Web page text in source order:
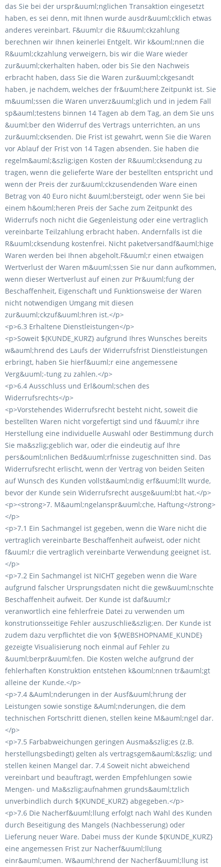
das Sie bei der urspr&uuml;nglichen Transaktion eingesetzt
haben, es sei denn, mit Ihnen wurde ausdr&uuml;cklich etwas
anderes vereinbart. F&uuml;r die R&uuml;ckzahlung
berechnen wir Ihnen keinerlei Entgelt. Wir k&ouml;nnen die
R&uuml;ckzahlung verweigern, bis wir die Ware wieder
zur&uuml;ckerhalten haben, oder bis Sie den Nachweis
erbracht haben, dass Sie die Waren zur&uuml;ckgesandt
haben, je nachdem, welches der fr&uuml;here Zeitpunkt ist. Sie
m&uuml;ssen die Waren unverz&uuml;glich und in jedem Fall
sp&auml;testens binnen 14 Tagen ab dem Tag, an dem Sie uns
&uuml;ber den Widerruf des Vertrags unterrichten, an uns
zur&uuml;cksenden. Die Frist ist gewahrt, wenn Sie die Waren
vor Ablauf der Frist von 14 Tagen absenden. Sie haben die
regelm&auml;&szlig;igen Kosten der R&uuml;cksendung zu
tragen, wenn die gelieferte Ware der bestellten entspricht und
wenn der Preis der zur&uuml;ckzusendenden Ware einen
Betrag von 40 Euro nicht &uuml;bersteigt, oder wenn Sie bei
einem h&ouml;heren Preis der Sache zum Zeitpunkt des
Widerrufs noch nicht die Gegenleistung oder eine vertraglich
vereinbarte Teilzahlung erbracht haben. Andernfalls ist die
R&uuml;cksendung kostenfrei. Nicht paketversandf&auml;hige
Waren werden bei Ihnen abgeholt.F&uuml;r einen etwaigen
Wertverlust der Waren m&uuml;ssen Sie nur dann aufkommen,
wenn dieser Wertverlust auf einen zur Pr&uuml;fung der
Beschaffenheit, Eigenschaft und Funktionsweise der Waren
nicht notwendigen Umgang mit diesen
zur&uuml;ckzuf&uuml;hren ist.</p>
<p>6.3 Erhaltene Dienstleistungen</p>
<p>Soweit ${KUNDE_KURZ} aufgrund Ihres Wunsches bereits
w&auml;hrend des Laufs der Widerrufsfrist Dienstleistungen
erbringt, haben Sie hierf&uuml;r eine angemessene
Verg&uuml;-tung zu zahlen.</p>
<p>6.4 Ausschluss und Erl&ouml;schen des
Widerrufsrechts</p>
<p>Vorstehendes Widerrufsrecht besteht nicht, soweit die
bestellten Waren nicht vorgefertigt sind und f&uuml;r ihre
Herstellung eine individuelle Auswahl oder Bestimmung durch
Sie ma&szlig;geblich war, oder die eindeutig auf Ihre
pers&ouml;nlichen Bed&uuml;rfnisse zugeschnitten sind. Das
Widerrufsrecht erlischt, wenn der Vertrag von beiden Seiten
auf Wunsch des Kunden vollst&auml;ndig erf&uuml;llt wurde,
bevor der Kunde sein Widerrufsrecht ausge&uuml;bt hat.</p>
<p><strong>7. M&auml;ngelanspr&uuml;che, Haftung</strong>
</p>
<p>7.1 Ein Sachmangel ist gegeben, wenn die Ware nicht die
vertraglich vereinbarte Beschaffenheit aufweist, oder nicht
f&uuml;r die vertraglich vereinbarte Verwendung geeignet ist.
</p>
<p>7.2 Ein Sachmangel ist NICHT gegeben wenn die Ware
aufgrund falscher Ursprungsdaten nicht die gew&uuml;nschte
Beschaffenheit aufweit. Der Kunde ist daf&uuml;r
veranwortlich eine fehlerfreie Datei zu verwenden um
konstrutionsseitige Fehler auszuschlie&szlig;en. Der Kunde ist
zudem dazu verpflichtet die von ${WEBSHOPNAME_KUNDE}
gezeigte Visualisierung noch einmal auf Fehler zu
&uuml;berpr&uuml;fen. Die Kosten welche aufgrund der
fehlerhaften Konstruktion entstehen k&ouml;nnen tr&auml;gt
alleine der Kunde.</p>
<p>7.4 &Auml;nderungen in der Ausf&uuml;hrung der
Leistungen sowie sonstige &Auml;nderungen, die dem
technischen Fortschritt dienen, stellen keine M&auml;ngel dar.
</p>
<p>7.5 Farbabweichungen geringen Ausma&szlig;es (z.B.
herstellungsbedingt) gelten als vertragsgem&auml;&szlig; und
stellen keinen Mangel dar. 7.4 Soweit nicht abweichend
vereinbart und beauftragt, werden Empfehlungen sowie
Mengen- und Ma&szlig;aufnahmen grunds&auml;tzlich
unverbindlich durch ${KUNDE_KURZ} abgegeben.</p>
<p>7.6 Die Nacherf&uuml;llung erfolgt nach Wahl des Kunden
durch Beseitigung des Mangels (Nachbesserung) oder
Lieferung neuer Ware. Dabei muss der Kunde ${KUNDE_KURZ}
eine angemessen Frist zur Nacherf&uuml;llung
einr&auml;umen. W&auml;hrend der Nacherf&uuml;llung ist